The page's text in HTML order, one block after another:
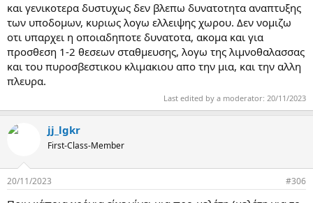
και γενικοτερα δυστυχως δεν βλεπω δυνατοτητα αναπτυξης
των υποδομων, κυριως λογω ελλειψης χωρου. Δεν νομιζω
οτι υπαρχει η οποιαδηποτε δυνατοτα, ακομα και για
προσθεση 1-2 θεσεων σταθμευσης, λογω της λιμνοθαλασσας
και του πυροσβεστικου κλιμακιου απο την μια, και την αλλη
πλευρα.
Last edited by a moderator: 20/11/2023
jj_lgkr
First-Class-Member
20/11/2023 #306